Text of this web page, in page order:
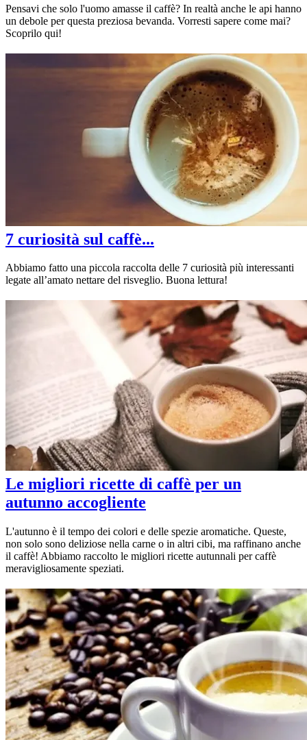
Pensavi che solo l'uomo amasse il caffè? In realtà anche le api hanno
un debole per questa preziosa bevanda. Vorresti sapere come mai?
Scoprilo qui!
7 curiosità sul caffè...
Abbiamo fatto una piccola raccolta delle 7 curiosità più interessanti
legate all’amato nettare del risveglio. Buona lettura!
Le migliori ricette di caffè per un
autunno accogliente
L'autunno è il tempo dei colori e delle spezie aromatiche. Queste,
non solo sono deliziose nella carne o in altri cibi, ma raffinano anche
il caffè! Abbiamo raccolto le migliori ricette autunnali per caffè
meravigliosamente speziati.